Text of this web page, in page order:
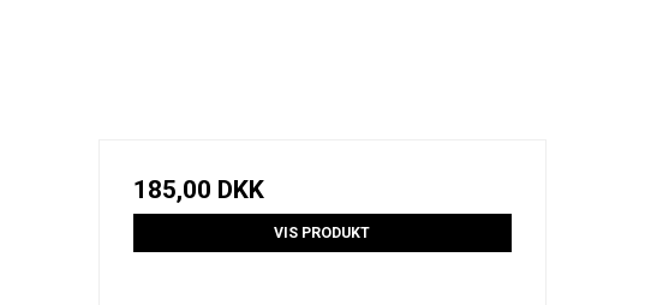
185,00 DKK
VIS PRODUKT